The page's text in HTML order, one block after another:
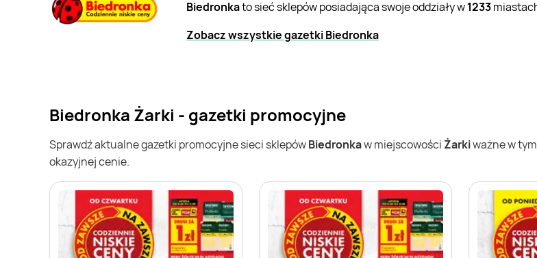
Biedronkato sieć sklepów posiadająca swoje oddziały w1233
Zobacz wszystkie gazetki Biedronka
Biedronka Żarki - gazetki promocyjne
Sprawdź aktualne gazetki promocyjne sieci sklepówBiedronkaw miejscowości Żarkiważne w
okazyjnej cenie.